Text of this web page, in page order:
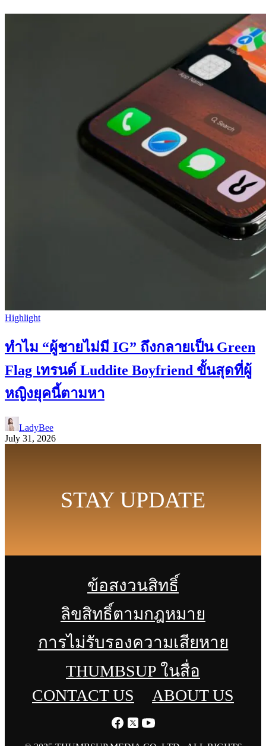
Highlight
ทำไม “ผู้ชายไม่มี IG” ถึงกลายเป็น Green
Flag เทรนด์ Luddite Boyfriend ขั้นสุดที่ผู้
หญิงยุคนี้ตามหา
LadyBee
July 31, 2026
STAY UPDATE
ข้อสงวนสิทธิ์
ลิขสิทธิ์ตามกฎหมาย
การไม่รับรองความเสียหาย
THUMBSUP ในสื่อ
CONTACT US
ABOUT US